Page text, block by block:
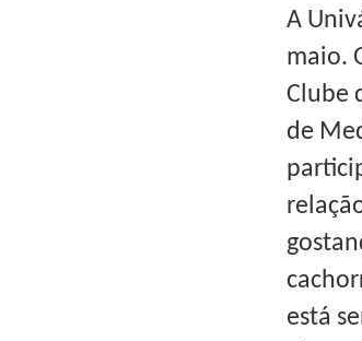
A
maio.
Clube
de
está